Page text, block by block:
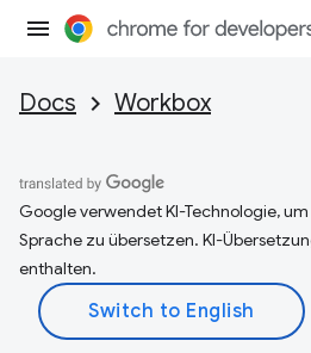
Docs Workbox
Google verwendet KI-Technologie,
Sprache zu übersetzen. KI-
enthalten.